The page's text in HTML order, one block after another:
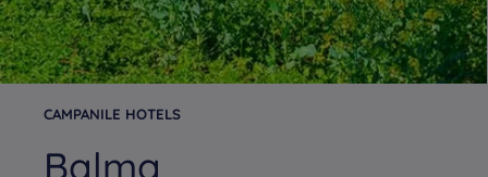
CAMPANILE HOTELS
Balma